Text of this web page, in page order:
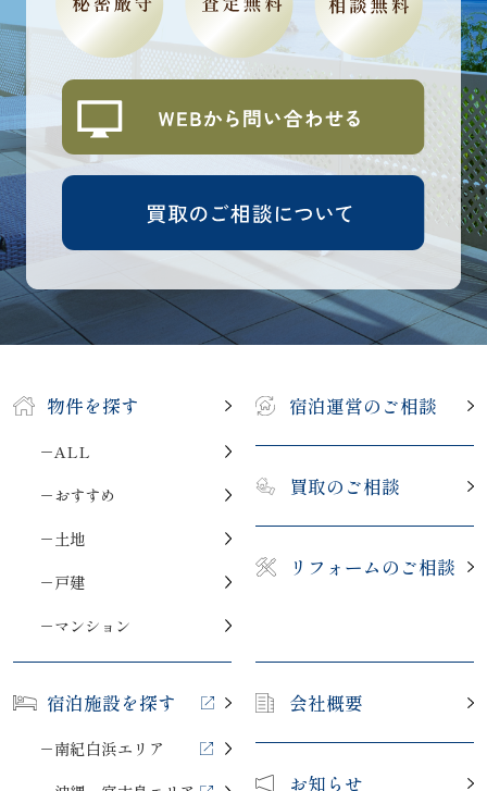
物件を探す
－ALL
－おすすめ
－土地
－戸建
－マンション
宿泊運営のご相談
買取のご相談
リフォームのご相談
宿泊施設を探す
－南紀白浜エリア
会社概要
お知らせ